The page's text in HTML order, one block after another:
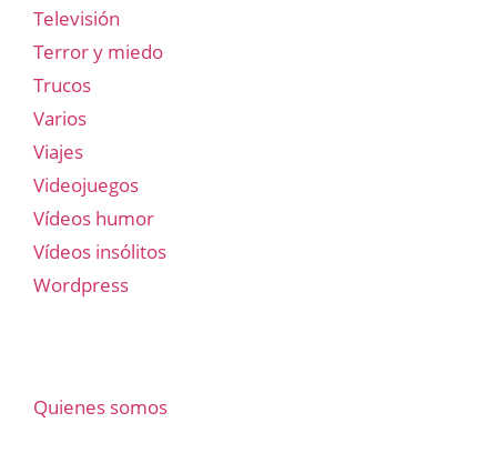
Televisión
Terror y miedo
Trucos
Varios
Viajes
Videojuegos
Vídeos humor
Vídeos insólitos
Wordpress
Quienes somos